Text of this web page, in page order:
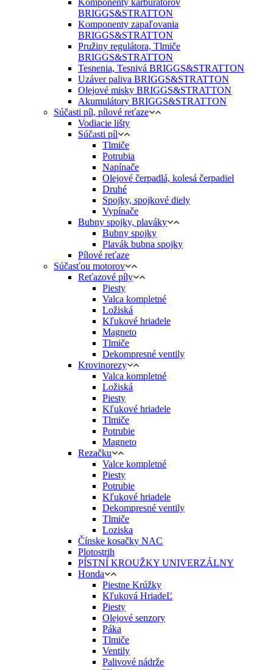
Komponenty karburátorov
BRIGGS&STRATTON
Komponenty zapaľovania
BRIGGS&STRATTON
Pružiny regulátora, Tlmiče
BRIGGS&STRATTON
Tesnenia, Tesnivá BRIGGS&STRATTON
Uzáver paliva BRIGGS&STRATTON
Olejové misky BRIGGS&STRATTON
Akumulátory BRIGGS&STRATTON
Súčasti píl, pílové reťaze
Vodiacie lišty
Súčasti píl
Tlmiče
Potrubia
Napínače
Olejové čerpadlá, kolesá čerpadiel
Druhé
Spojky, spojkové diely
Vypínače
Bubny spojky, plaváky
Bubny spojky
Plavák bubna spojky
Pílové reťaze
Súčasťou motorov
Reťazové píly
Piesty
Valca kompletné
Ložiská
Kľukové hriadele
Magneto
Tlmiče
Dekompresné ventily
Krovinorezy
Valca kompletné
Ložiská
Piesty
Kľukové hriadele
Tlmiče
Potrubie
Magneto
Rezačku
Valce kompletné
Piesty
Potrubie
Kľukové hriadele
Dekompresné ventily
Tlmiče
Loziska
Čínske kosačky NAC
Plotostrih
PÍSTNÍ KROUŽKY UNIVERZÁLNY
Honda
Piestne Krúžky
Kľuková HriadeĽ
Piesty
Olejové senzory
Páka
Tlmiče
Ventily
Palivové nádrže